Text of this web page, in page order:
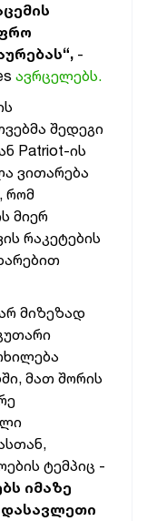
-
ავრცელებს.
შედეგი
Patriot-ის
ვითარება
რომ
მიერ
რაკეტების
მიზეზად
მათ შორის
ტემპიც -
იმაზე
დასავლეთი